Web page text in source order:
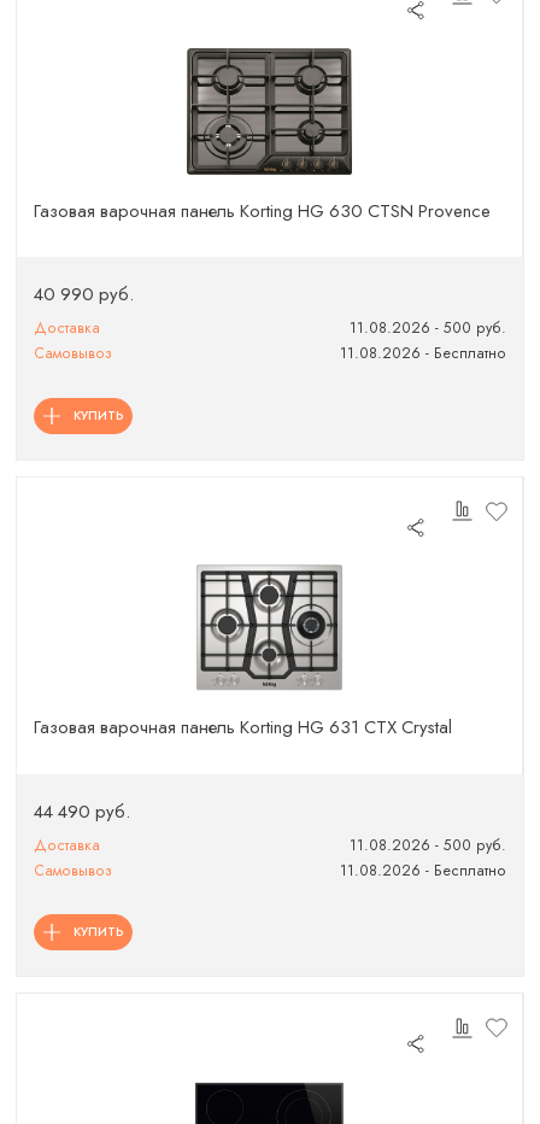
Газовая варочная панель Korting HG 630 CTSN Provence
40 990 руб.
Доставка
11.08.2026 - 500 руб.
Самовывоз
11.08.2026 - Бесплатно
КУПИТЬ
Газовая варочная панель Korting HG 631 CTX Crystal
44 490 руб.
Доставка
11.08.2026 - 500 руб.
Самовывоз
11.08.2026 - Бесплатно
КУПИТЬ